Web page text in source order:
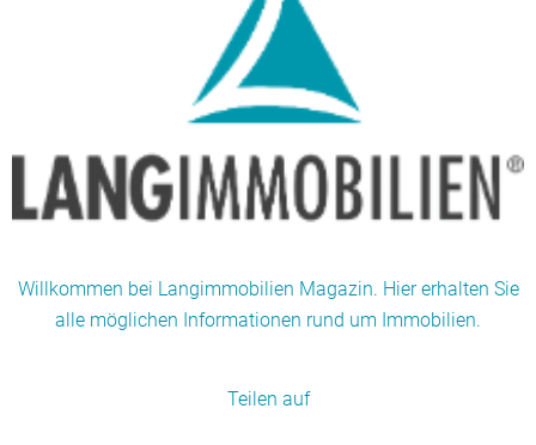
Willkommen bei Langimmobilien Magazin. Hier erhalten Sie
alle möglichen Informationen rund um Immobilien.
Teilen auf